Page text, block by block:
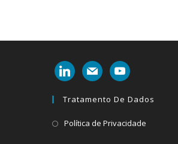
linkedinmail youtube
Tratamento De Dados
Política de Privacidade